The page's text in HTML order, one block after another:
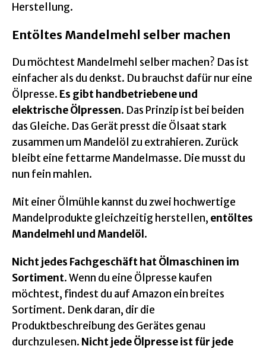
Herstellung.
Entöltes Mandelmehl selber machen
Du möchtest Mandelmehl selber machen? Das ist
einfacher als du denkst. Du brauchst dafür nur eine
Ölpresse. Es gibt handbetriebene und
elektrische Ölpressen. Das Prinzip ist bei beiden
das Gleiche. Das Gerät presst die Ölsaat stark
zusammen um Mandelöl zu extrahieren. Zurück
bleibt eine fettarme Mandelmasse. Die musst du
nun fein mahlen.
Mit einer Ölmühle kannst du zwei hochwertige
Mandelprodukte gleichzeitig herstellen, entöltes
Mandelmehl und Mandelöl .
Nicht jedes Fachgeschäft hat Ölmaschinen im
Sortiment. Wenn du eine Ölpresse kaufen
möchtest, findest du auf Amazon ein breites
Sortiment. Denk daran, dir die
Produktbeschreibung des Gerätes genau
durchzulesen. Nicht jede Ölpresse ist für jede